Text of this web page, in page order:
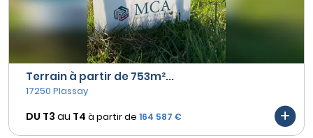
Terrain à partir de 753m²...
17250 Plassay
DU T3 au T4 à partir de 164 587 €